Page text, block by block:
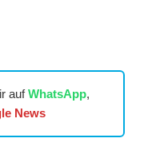
aufWhatsApp,
News